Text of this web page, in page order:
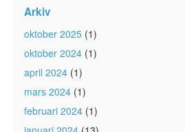
Arkiv
oktober 2025 (1)
oktober 2024 (1)
april 2024 (1)
mars 2024 (1)
februari 2024 (1)